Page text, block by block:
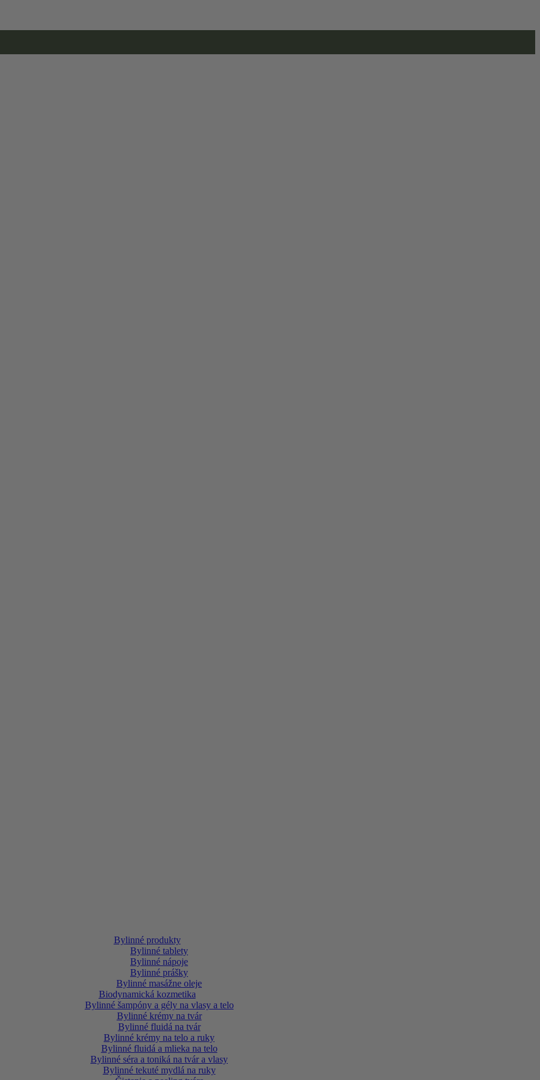
Bylinné produkty
Bylinné tablety
Bylinné nápoje
Bylinné prášky
Bylinné masážne oleje
Biodynamická kozmetika
Bylinné šampóny a gély na vlasy a telo
Bylinné krémy na tvár
Bylinné fluidá na tvár
Bylinné krémy na telo a ruky
Bylinné fluidá a mlieka na telo
Bylinné séra a toniká na tvár a vlasy
Bylinné tekuté mydlá na ruky